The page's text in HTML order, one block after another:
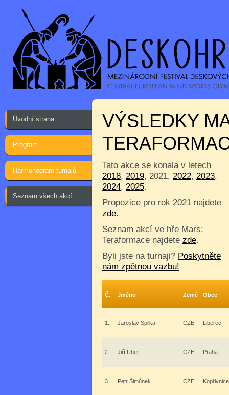
Úvodní strana
Program
Harmonogram turnajů
Seznam všech akcí
VÝSLEDKY
Tato akce se konala v letech
2018, 2019, 2021, 2022, 2023,
2024, 2025.
Propozice pro rok 2021 najdete
zde.
Seznam akcí ve hře Mars:
Teraformace najdete zde.
Byli jste na turnaji? Poskytněte
nám zpětnou vazbu!
Č. Jméno Země Obec
1. Jaroslav Spilka CZE Liberec
2. Jiří Uher CZE Praha
3. Petr Šimůnek CZE Kopřivnice